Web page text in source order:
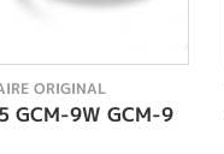
ORIGINAL
GCM-9W GCM-9